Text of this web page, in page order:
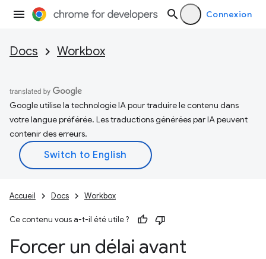
Connexion
Docs Workbox
Google utilise la technologie IA pour traduire le contenu dans
votre langue préférée. Les traductions générées par IA peuvent
contenir des erreurs.
Accueil Docs Workbox
Ce contenu vous a-t-il été utile ?
Forcer un délai avant